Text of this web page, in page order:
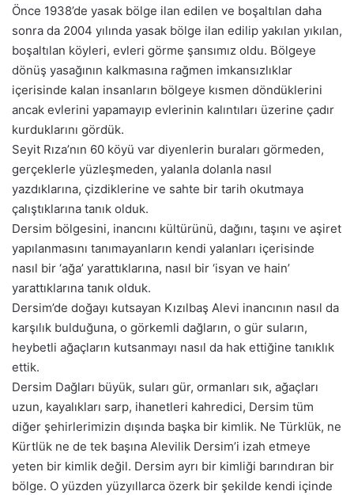
Önce 1938’de yasak bölge ilan edilen ve boşaltılan daha
sonra da 2004 yılında yasak bölge ilan edilip yakılan yıkılan,
boşaltılan köyleri, evleri görme şansımız oldu. Bölgeye
dönüş yasağının kalkmasına rağmen imkansızlıklar
içerisinde kalan insanların bölgeye kısmen döndüklerini
ancak evlerini yapamayıp evlerinin kalıntıları üzerine çadır
kurduklarını gördük.
Seyit Rıza’nın 60 köyü var diyenlerin buraları görmeden,
gerçeklerle yüzleşmeden, yalanla dolanla nasıl
yazdıklarına, çizdiklerine ve sahte bir tarih okutmaya
çalıştıklarına tanık olduk.
Dersim bölgesini, inancını kültürünü, dağını, taşını ve aşiret
yapılanmasını tanımayanların kendi yalanları içerisinde
nasıl bir ‘ağa’ yarattıklarına, nasıl bir ‘isyan ve hain’
yarattıklarına tanık olduk.
Dersim’de doğayı kutsayan Kızılbaş Alevi inancının nasıl da
karşılık bulduğuna, o görkemli dağların, o gür suların,
heybetli ağaçların kutsanmayı nasıl da hak ettiğine tanıklık
ettik.
Dersim Dağları büyük, suları gür, ormanları sık, ağaçları
uzun, kayalıkları sarp, ihanetleri kahredici, Dersim tüm
diğer şehirlerimizin dışında başka bir kimlik. Ne Türklük, ne
Kürtlük ne de tek başına Alevilik Dersim’i izah etmeye
yeten bir kimlik değil. Dersim ayrı bir kimliği barındıran bir
bölge. O yüzden yüzyıllarca özerk bir şekilde kendi içinde